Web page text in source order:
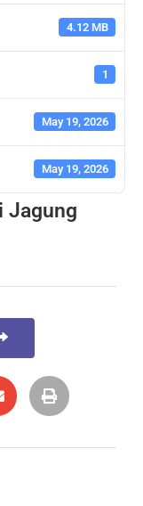
4.12 MB
1
May 19, 2026
May 19, 2026
Jagung